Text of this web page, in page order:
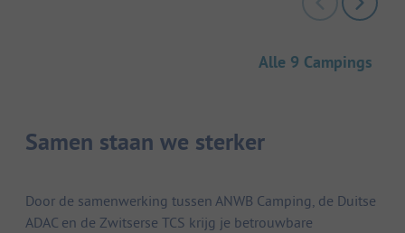
Alle 9 Campings
Samen staan we sterker
Door de samenwerking tussen ANWB Camping, de Duitse
ADAC en de Zwitserse TCS krijg je betrouwbare